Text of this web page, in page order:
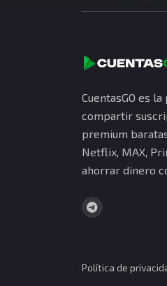
CuentasGO es
compartir
premium
Netflix, MAX,
ahorrar dinero
Política de